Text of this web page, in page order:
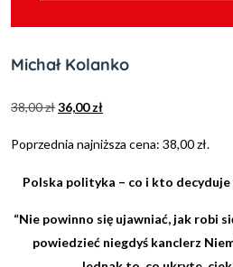
Michał Kolanko
38,00zł36,00zł
Poprzednia najniższa cena: 38,00zł.
Polska polityka – co i kto decyduje
“Nie powinno się ujawniać, jak robi
powiedzieć niegdyś kanclerz